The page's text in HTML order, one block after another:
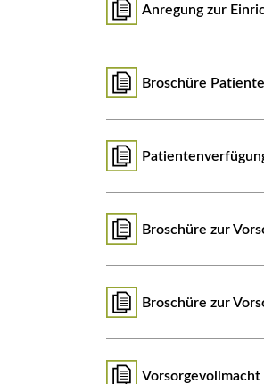
Anregung zur
Broschüre
Broschüre zur
Broschüre zur
Vorsorgevollmacht